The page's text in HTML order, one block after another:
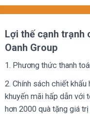
Lợi thế cạnh trạnh
Oanh Group
1. Phương thức thanh
2. Chính sách chiết
khuyến mãi hấp dẫn với
hơn 2000 quà tặng giá trị